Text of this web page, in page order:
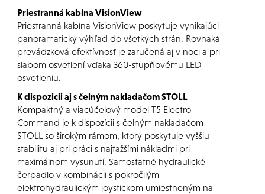
Priestranná kabína VisionView
Priestranná kabína VisionView poskytuje vynikajúci
panoramatický výhľad do všetkých strán. Rovnaká
prevádzková efektívnosť je zaručená aj v noci a pri
slabom osvetlení vďaka 360-stupňovému LED
osvetleniu.
K dispozicii aj s čelným nakladačom STOLL
Kompaktný a viacúčelový model T5 Electro
Command je k dispozícii s čelným nakladačom
STOLL so širokým rámom, ktorý poskytuje vyššiu
stabilitu aj pri práci s najťažšími nákladmi pri
maximálnom vysunutí. Samostatné hydraulické
čerpadlo v kombinácii s pokročilým
elektrohydraulickým joystickom umiestneným na